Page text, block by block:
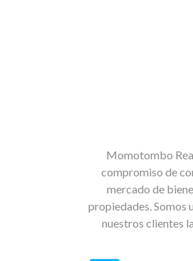
Momotombo
compromiso de
mercado de
propiedades. Somos
nuestros clientes